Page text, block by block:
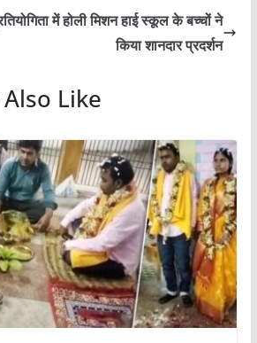
में होली मिशन हाई स्कूल के बच्चों ने
किया शानदार प्रदर्शन
Like